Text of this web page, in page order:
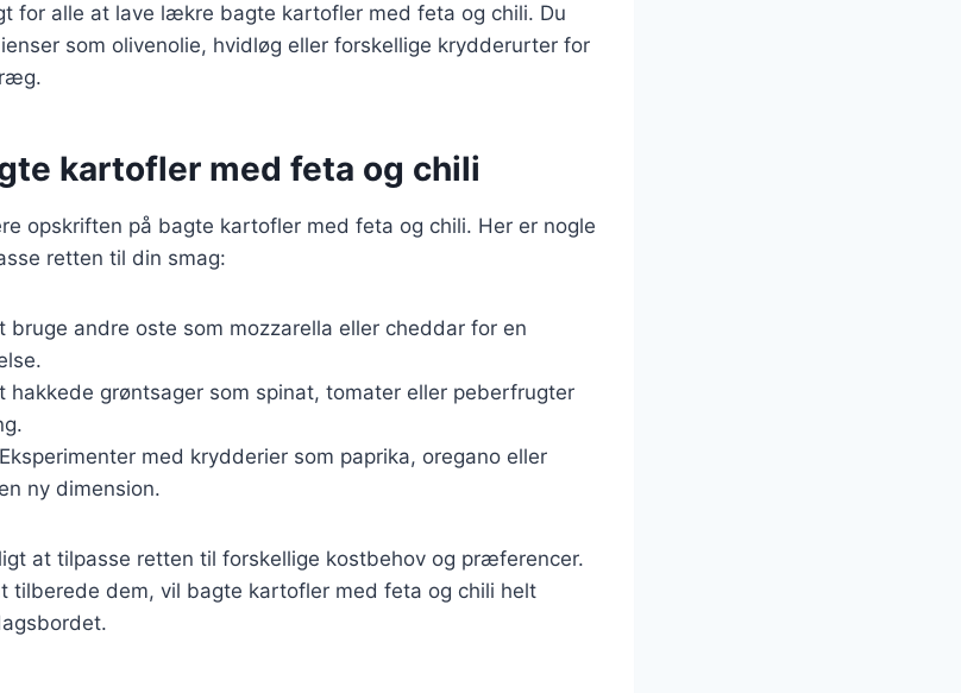
for alle at lave lækre bagte kartofler med feta og chili. Du
som olivenolie, hvidløg eller forskellige krydderurter for
kartofler med feta og chili
opskriften på bagte kartofler med feta og chili. Her er nogle
retten til din smag:
bruge andre oste som mozzarella eller cheddar for en
hakkede grøntsager som spinat, tomater eller peberfrugter
med krydderier som paprika, oregano eller
ny dimension.
at tilpasse retten til forskellige kostbehov og præferencer.
tilberede dem, vil bagte kartofler med feta og chili helt